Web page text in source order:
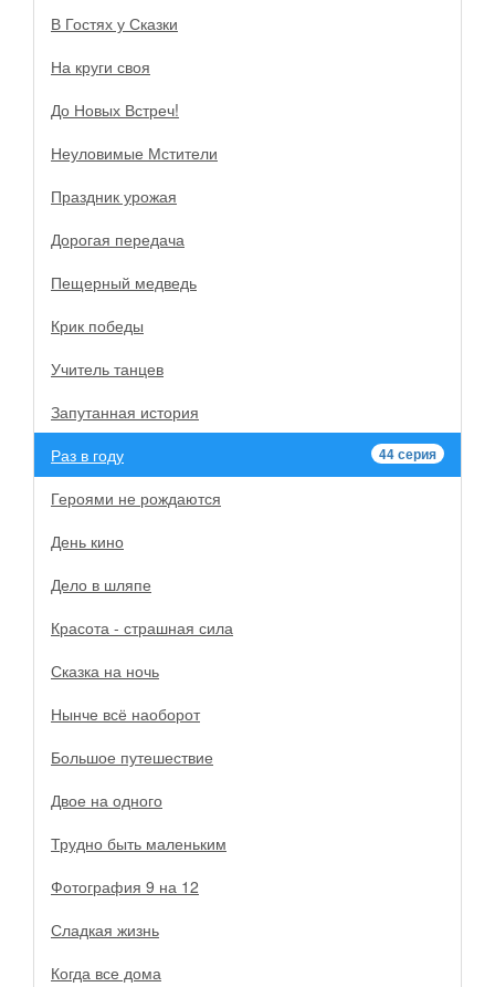
В Гостях у Сказки
На круги своя
До Новых Встреч!
Неуловимые Мстители
Праздник урожая
Дорогая передача
Пещерный медведь
Крик победы
Учитель танцев
Запутанная история
44 серия
Раз в году
Героями не рождаются
День кино
Дело в шляпе
Красота - страшная сила
Сказка на ночь
Нынче всё наоборот
Большое путешествие
Двое на одного
Трудно быть маленьким
Фотография 9 на 12
Сладкая жизнь
Когда все дома